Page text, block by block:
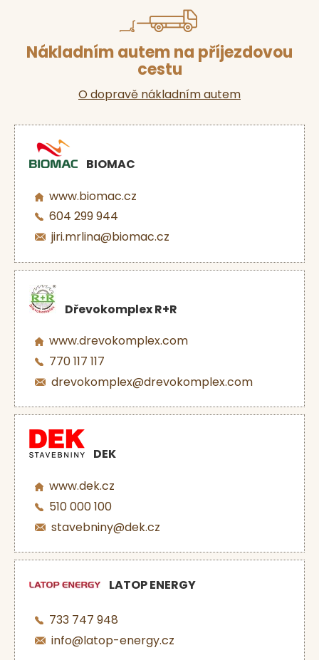
Nákladním autem na příjezdovou
cestu
O dopravě nákladním autem
BIOMAC
www.biomac.cz
604 299 944
jiri.mrlina@biomac.cz
Dřevokomplex R+R
www.drevokomplex.com
770 117 117
drevokomplex@drevokomplex.com
DEK
www.dek.cz
510 000 100
stavebniny@dek.cz
LATOP ENERGY
733 747 948
info@latop-energy.cz